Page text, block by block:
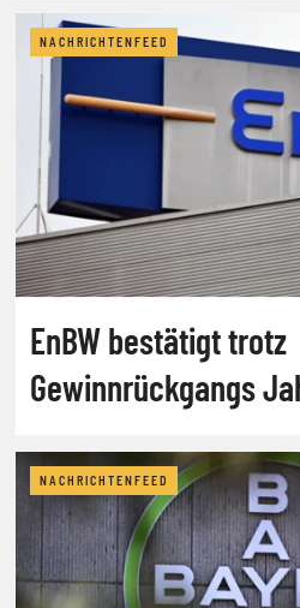
NACHRICHTENFEED
EnBW bestätigt trotz
Gewinnrückgangs
NACHRICHTENFEED